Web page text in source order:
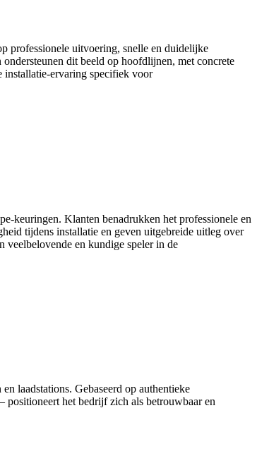
professionele uitvoering, snelle en duidelijke
dit beeld op hoofdlijnen, met concrete
installatie-ervaring specifiek voor
keuringen. Klanten benadrukken het professionele en
tijdens installatie en geven uitgebreide uitleg over
veelbelovende en kundige speler in de
laadstations. Gebaseerd op authentieke
het bedrijf zich als betrouwbaar en